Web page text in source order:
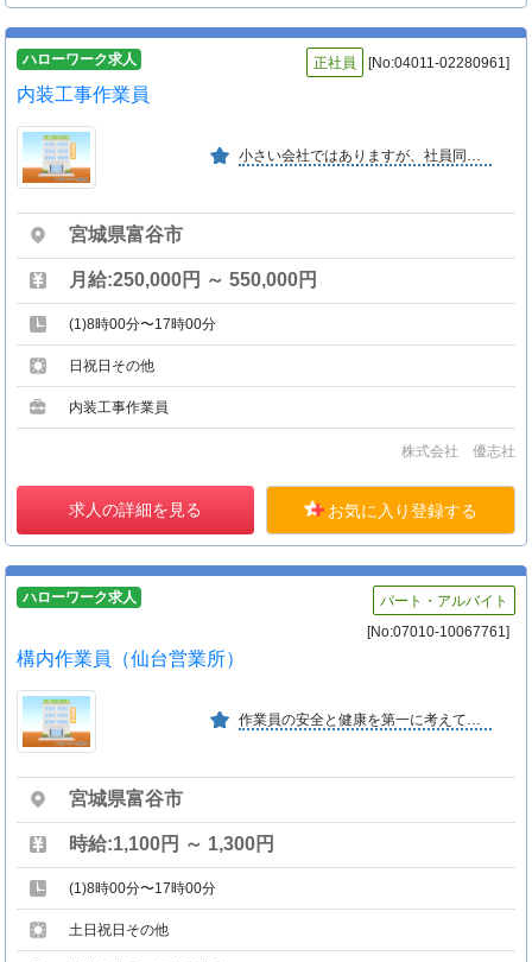
ハローワーク求人 正社員 [No:04011-02280961]
内装工事作業員
小さい会社ではありますが、社員同士の仲も良く毎年忘年会や慰安旅行を行っており、とてもアットホームな会社です。また、女性作業員も複数働いており、女性にも安心な職場です。
宮城県富谷市
月給:250,000円 ～ 550,000円
(1)8時00分〜17時00分
日祝日その他
内装工事作業員
株式会社 優志社
求人の詳細を見る お気に入り登録する
ハローワーク求人
パート・アルバイト
[No:07010-10067761]
構内作業員（仙台営業所）
作業員の安全と健康を第一に考えている働きやすい会社です。従業員の平均年齢も若く、活気があり、仕事を通じて、自分自身の成長を感じ取ることができる職場です。
宮城県富谷市
時給:1,100円 ～ 1,300円
(1)8時00分〜17時00分
土日祝日その他